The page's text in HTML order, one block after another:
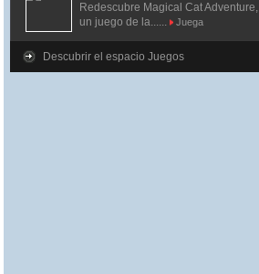
Redescubre Magical Cat Adventure,
un juego de la......
Juega
Descubrir el espacio Juegos